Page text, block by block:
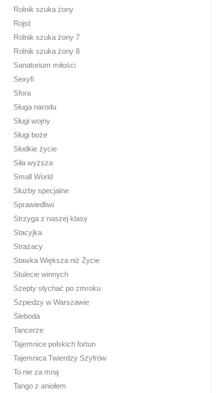
Rolnik szuka żony
Rojst
Rolnik szuka żony 7
Rolnik szuka żony 8
Sanatorium miłości
Sexyfi
Sfora
Sługa narodu
Sługi wojny
Sługi boże
Słodkie życie
Siła wyższa
Small World
Służby specjalne
Sprawiedliwi
Strzyga z naszej klasy
Stacyjka
Strażacy
Stawka Większa niż Życie
Stulecie winnych
Szepty słychać po zmroku
Szpiedzy w Warszawie
Śleboda
Tancerze
Tajemnice polskich fortun
Tajemnica Twierdzy Szyfrów
To nie za mną
Tango z aniołem